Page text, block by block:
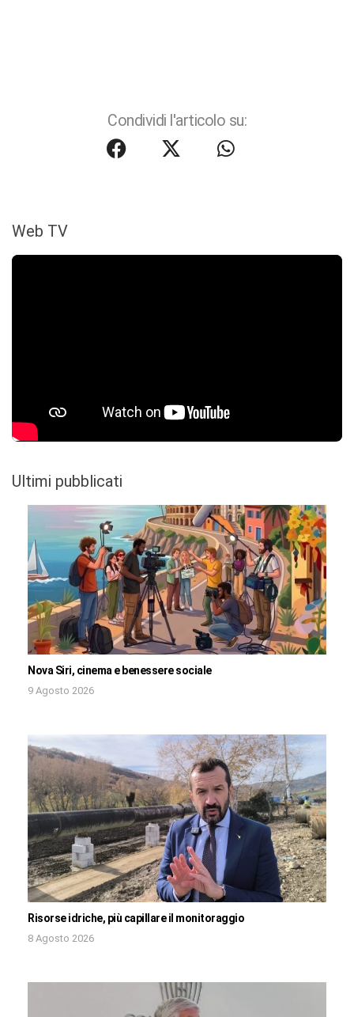
Condividi l'articolo su:
Web TV
Ultimi pubblicati
Nova Siri, cinema e benessere sociale
9 Agosto 2026
Risorse idriche, più capillare il monitoraggio
8 Agosto 2026